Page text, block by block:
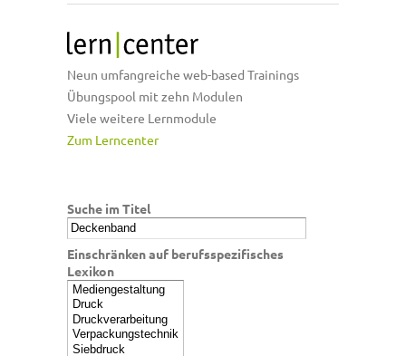
Neun umfangreiche web-based Trainings
Übungspool mit zehn Modulen
Viele weitere Lernmodule
Zum Lerncenter
Suche im Titel
Einschränken auf berufsspezifisches
Lexikon